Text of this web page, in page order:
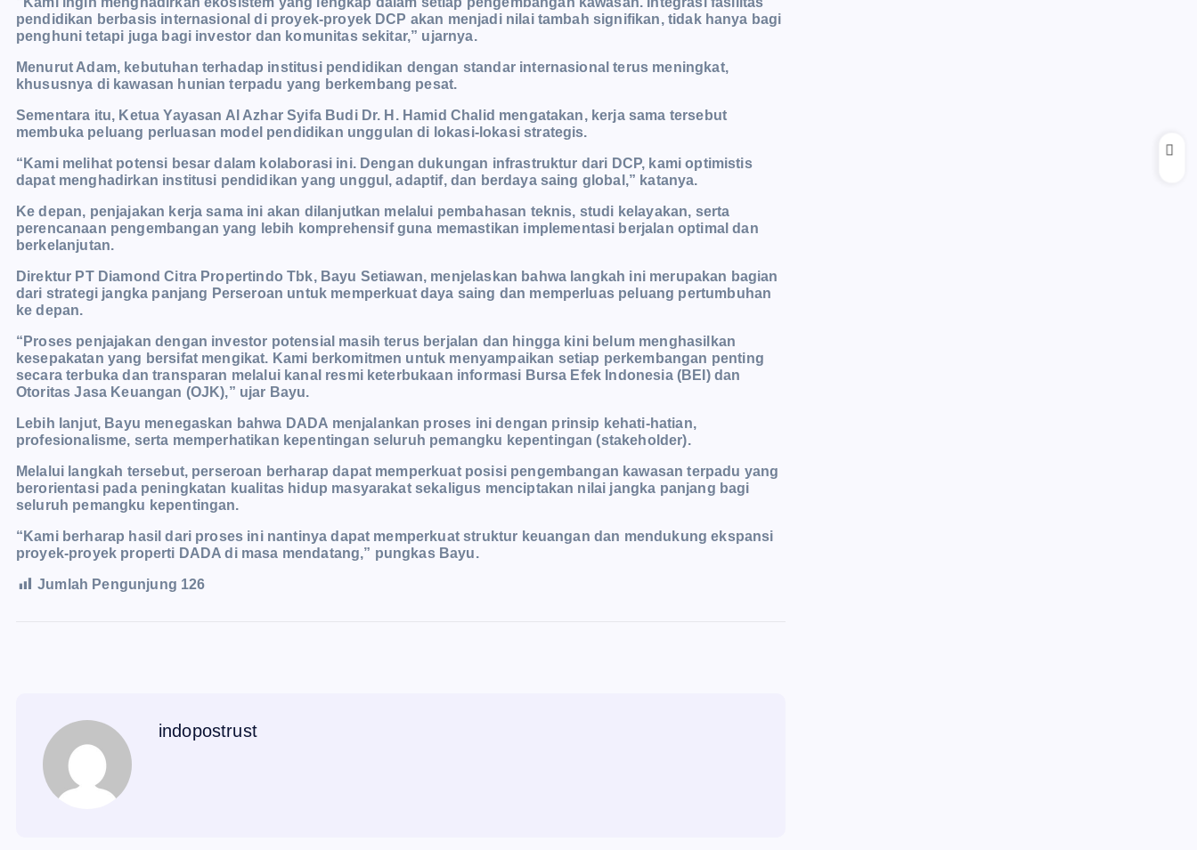
pendidikan berbasis internasional di proyek-proyek DCP akan menjadi nilai tambah signifikan, tidak hanya bagi
penghuni tetapi juga bagi investor dan komunitas sekitar,” ujarnya.
Menurut Adam, kebutuhan terhadap institusi pendidikan dengan standar internasional terus meningkat,
khususnya di kawasan hunian terpadu yang berkembang pesat.
Sementara itu, Ketua Yayasan Al Azhar Syifa Budi Dr. H. Hamid Chalid mengatakan, kerja sama tersebut
membuka peluang perluasan model pendidikan unggulan di lokasi-lokasi strategis.
“Kami melihat potensi besar dalam kolaborasi ini. Dengan dukungan infrastruktur dari DCP, kami optimistis
dapat menghadirkan institusi pendidikan yang unggul, adaptif, dan berdaya saing global,” katanya.
Ke depan, penjajakan kerja sama ini akan dilanjutkan melalui pembahasan teknis, studi kelayakan, serta
perencanaan pengembangan yang lebih komprehensif guna memastikan implementasi berjalan optimal dan
berkelanjutan.
Direktur PT Diamond Citra Propertindo Tbk, Bayu Setiawan, menjelaskan bahwa langkah ini merupakan bagian
dari strategi jangka panjang Perseroan untuk memperkuat daya saing dan memperluas peluang pertumbuhan
ke depan.
“Proses penjajakan dengan investor potensial masih terus berjalan dan hingga kini belum menghasilkan
kesepakatan yang bersifat mengikat. Kami berkomitmen untuk menyampaikan setiap perkembangan penting
secara terbuka dan transparan melalui kanal resmi keterbukaan informasi Bursa Efek Indonesia (BEI) dan
Otoritas Jasa Keuangan (OJK),” ujar Bayu.
Lebih lanjut, Bayu menegaskan bahwa DADA menjalankan proses ini dengan prinsip kehati-hatian,
profesionalisme, serta memperhatikan kepentingan seluruh pemangku kepentingan (stakeholder).
Melalui langkah tersebut, perseroan berharap dapat memperkuat posisi pengembangan kawasan terpadu yang
berorientasi pada peningkatan kualitas hidup masyarakat sekaligus menciptakan nilai jangka panjang bagi
seluruh pemangku kepentingan.
“Kami berharap hasil dari proses ini nantinya dapat memperkuat struktur keuangan dan mendukung ekspansi
proyek-proyek properti DADA di masa mendatang,” pungkas Bayu.
Jumlah Pengunjung 126
indopostrust